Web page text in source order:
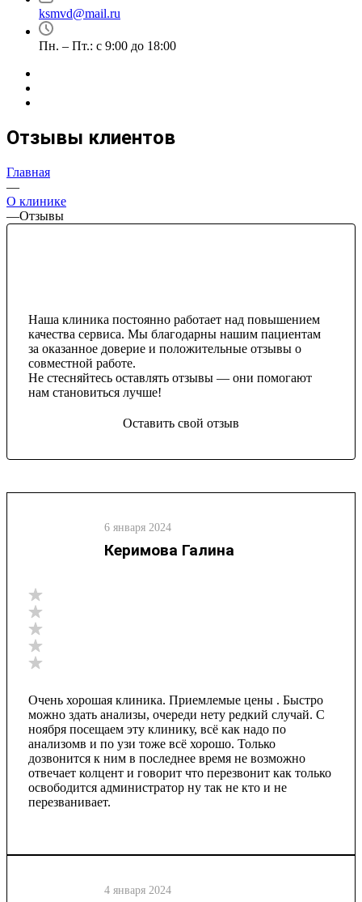
ksmvd@mail.ru
Пн. – Пт.: с 9:00 до 18:00
Отзывы клиентов
Главная
—
О клинике
—Отзывы
Наша клиника постоянно работает над повышением
качества сервиса. Мы благодарны нашим пациентам
за оказанное доверие и положительные отзывы о
совместной работе.
Не стесняйтесь оставлять отзывы — они помогают
нам становиться лучше!
Оставить свой отзыв
6 января 2024
Керимова Галина
Очень хорошая клиника. Приемлемые цены . Быстро
можно здать анализы, очереди нету редкий случай. С
ноября посещаем эту клинику, всё как надо по
анализомв и по узи тоже всё хорошо. Только
дозвонится к ним в последнее время не возможно
отвечает колцент и говорит что перезвонит как только
освободится администратор ну так не кто и не
перезванивает.
4 января 2024